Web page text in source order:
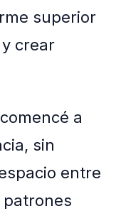
superior
crear
a
sin
entre
patrones